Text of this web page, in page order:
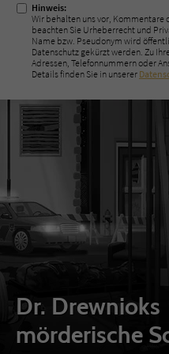
Hinweis:
Wir behalten uns vor, Kommentare
beachten Sie Urheberrecht und
Name bzw. Pseudonym wird
Datenschutz gekürzt werden. Zu
Adressen, Telefonnummern oder
Details finden Sie in unserer
Dr. Drewnioks
mörderische